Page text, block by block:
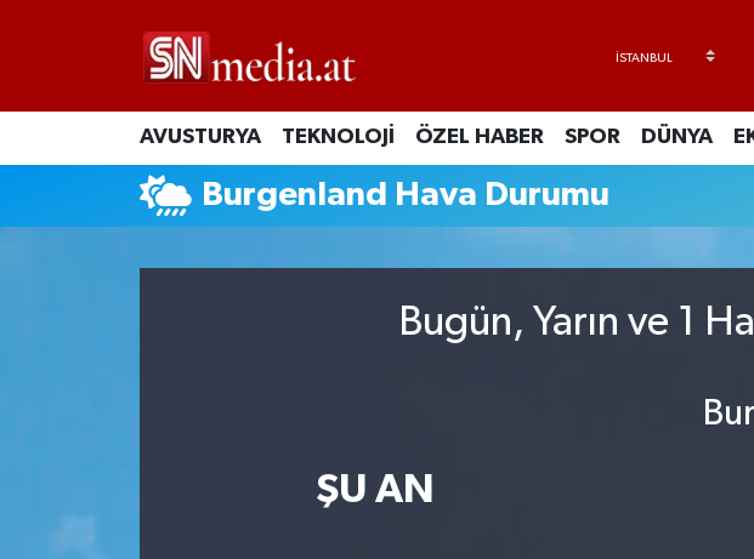
AVUSTURYA TEKNOLOJİ ÖZEL HABER SPOR DÜNYA
Burgenland Hava Durumu
Bugün, Yarın ve 1
ŞU AN